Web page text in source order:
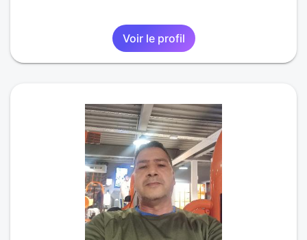
Voir le profil